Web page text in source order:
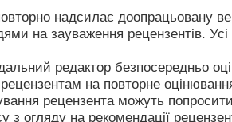
надсилає доопрацьовану
на зауваження рецензентів.
редактор безпосередньо
на повторне
рецензента можуть
з огляду на рекомендації